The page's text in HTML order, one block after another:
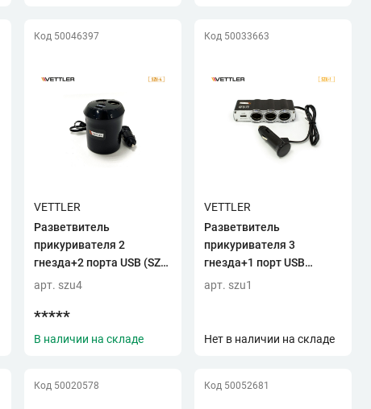
Код 50046397
VETTLER
Разветвитель
прикуривателя 2
гнезда+2 порта USB (SZU-
4) VETTLER
арт. szu4
*****
В наличии на складе
Код 50033663
VETTLER
Разветвитель
прикуривателя 3
гнезда+1 порт USB
VETTLER!!!!
арт. szu1
Нет в наличии на складе
Код 50020578 Код 50052681